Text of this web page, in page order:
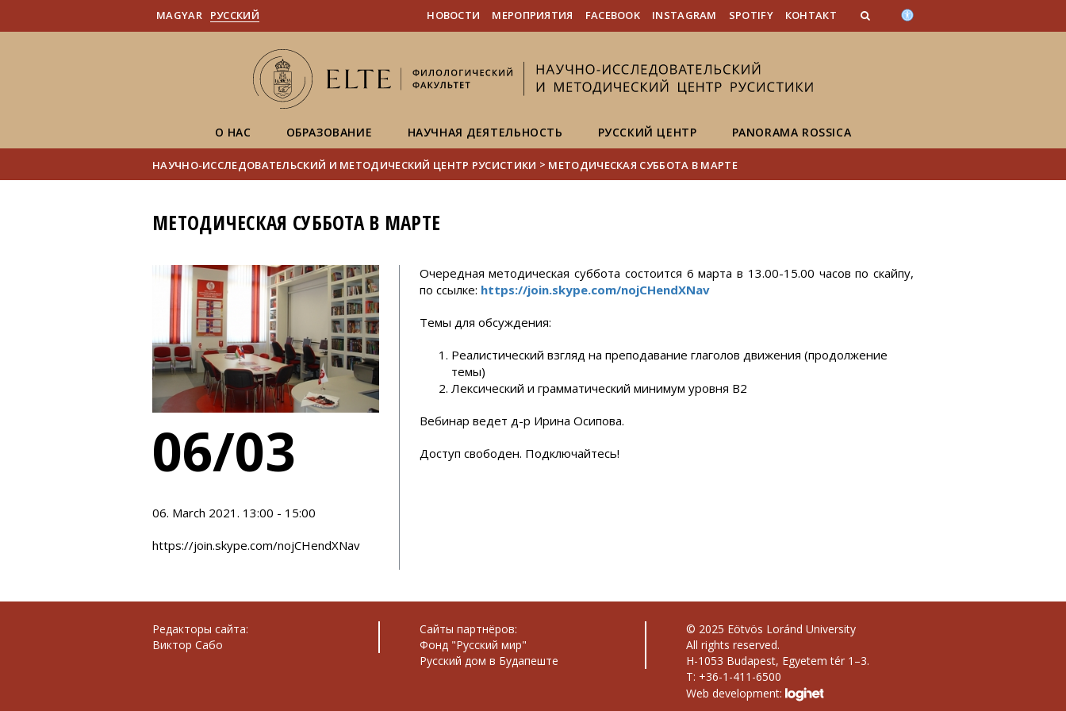
FIXME:token.header.main_content
FIXME:token.header.calendar_content
FIXME:token.header.about_this_site_content
MAGYAR PУССКИЙ НОВОСТИ МЕРОПРИЯТИЯ FACEBOOK INSTAGRAM SPOTIFY КОНТАКТ
О НАС ОБРАЗОВАНИЕ НАУЧНАЯ ДЕЯТЕЛЬНОСТЬ РУССКИЙ ЦЕНТР PANORAMA ROSSICA
НАУЧНО-ИССЛЕДОВАТЕЛЬСКИЙ И МЕТОДИЧЕСКИЙ ЦЕНТР РУСИСТИКИ > МЕТОДИЧЕСКАЯ СУББОТА В МАРТЕ
МЕТОДИЧЕСКАЯ СУББОТА В МАРТЕ
06/03
06. March 2021. 13:00 - 15:00
https://join.skype.com/nojCHendXNav
Очередная методическая суббота состоится 6 марта в 13.00-15.00 часов по скайпу,
по ссылке: https://join.skype.com/nojCHendXNav
Темы для обсуждения:
Реалистический взгляд на преподавание глаголов движения (продолжение
темы)
Лексический и грамматический минимум уровня В2
Вебинар ведет д-р Ирина Осипова.
Доступ свободен. Подключайтесь!
Редакторы сайта:
Виктор Сабо
Сайты партнёров:
Фонд "Русский мир"
Русский дом в Будапеште
© 2025 Eötvös Loránd University
All rights reserved.
H-1053 Budapest, Egyetem tér 1–3.
T: +36-1-411-6500
Web development: